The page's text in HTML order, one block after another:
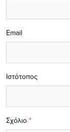
Σχόλιο *
Email
Ιστότοπος